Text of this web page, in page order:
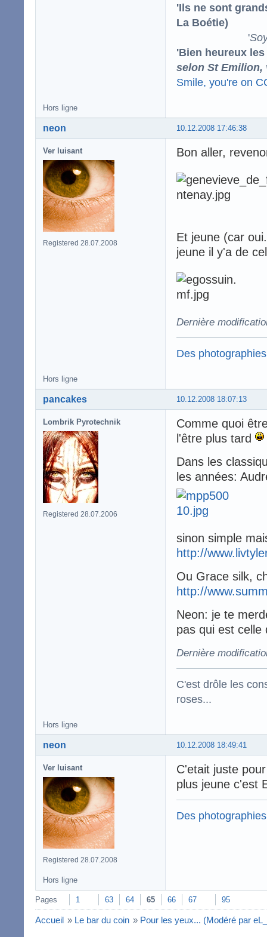
'Ils ne sont
La Boétie)
'
'Bien heureux
selon St Emilion,
Smile, you're on
Hors ligne
10.12.2008 17:46:38
neon
Ver luisant
Registered 28.07.2008
Bon aller,
Et jeune (car
jeune il y'a de
Dernière
Des
Hors ligne
10.12.2008 18:07:13
pancakes
Lombrik Pyrotechnik
Registered 28.07.2006
Comme quoi
l'être plus tard
Dans les
les années:
sinon simple
http://
Ou Grace silk,
http://
Neon: je te
pas qui est
Dernière
C'est drôle les
roses...
Hors ligne
10.12.2008 18:49:41
neon
Ver luisant
Registered 28.07.2008
C'etait juste
plus jeune c'est
Des
Hors ligne
Pages 1 63 64 65 66 67 95
Accueil » Le bar du coin » Pour les yeux... (Modéré par